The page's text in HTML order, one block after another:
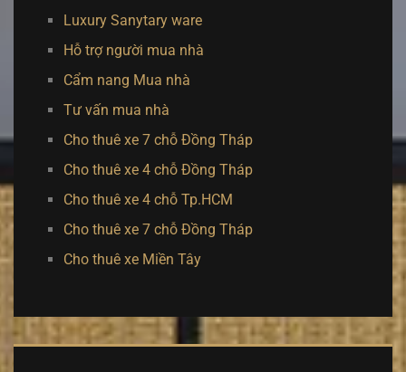
Luxury Sanytary ware
Hỗ trợ người mua nhà
Cẩm nang Mua nhà
Tư vấn mua nhà
Cho thuê xe 7 chỗ Đồng Tháp
Cho thuê xe 4 chỗ Đồng Tháp
Cho thuê xe 4 chỗ Tp.HCM
Cho thuê xe 7 chỗ Đồng Tháp
Cho thuê xe Miền Tây